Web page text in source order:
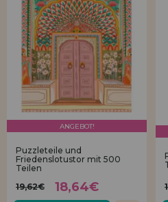
ANGEBOT!
Puzzleteile und
Friedenslotustor mit 500
Teilen
19,62€
18,64€